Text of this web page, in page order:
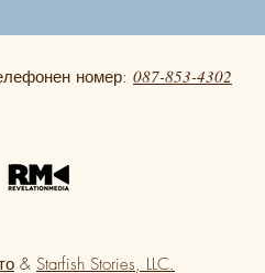
номер: 087-853-4302
& Starfish Stories, LLC.